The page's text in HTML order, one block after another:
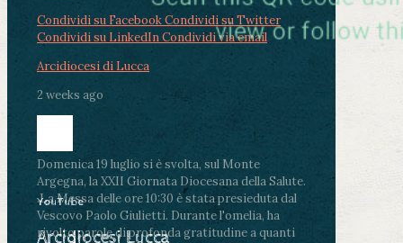
Condividi su FacebookCondividi su Twitter
Condividi su LinkedInCondividi via email
Arcidiocesi di Lucca
2 weeks ago
Domenica 19 luglio si è svolta, sul Monte
Argegna, la XXII Giornata Diocesana della Salute.
.La Messa delle ore 10:30 è stata presieduta dal
Vescovo Paolo Giulietti. Durante l'omelia, ha
rivolto parole di profonda gratitudine a quanti
YouTube
Arcidiocesi Lucca